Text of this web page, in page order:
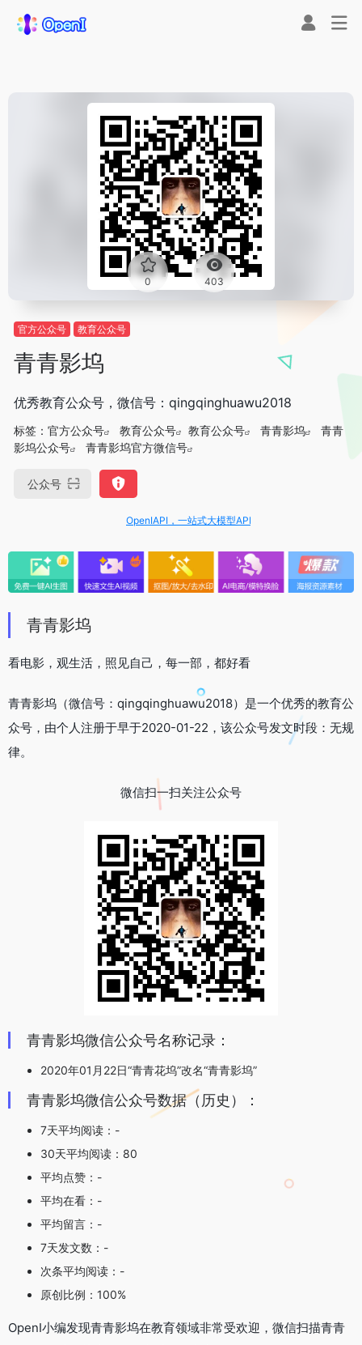
0 403
官方公众号 教育公众号
青青影坞
优秀教育公众号，微信号：qingqinghuawu2018
标签： 官方公众号 教育公众号 教育公众号 青青影坞
青青
影坞公众号
青青影坞官方微信号
公众号
OpenIAPI，一站式大模型API聚合平台
青青影坞
看电影，观生活，照见自己，每一部，都好看
青青影坞（微信号：qingqinghuawu2018）是一个优秀的教育公
众号，由个人注册于早于2020-01-22，该公众号发文时段：无规
律。
微信扫一扫关注公众号
青青影坞微信公众号名称记录：
2020年01月22日“青青花坞”改名“青青影坞”
青青影坞微信公众号数据（历史）：
7天平均阅读：-
30天平均阅读：80
平均点赞：-
平均在看：-
平均留言：-
7天发文数：-
次条平均阅读：-
原创比例：100%
OpenI小编发现青青影坞在教育领域非常受欢迎，微信扫描青青